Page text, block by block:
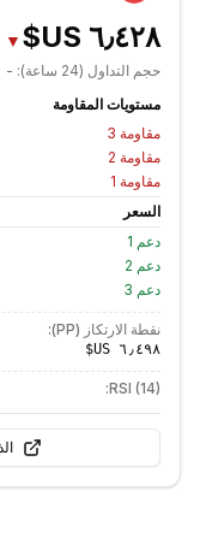
▼
حجم التداول (24 ساعة):
-
مستويات المقاومة
مقاومة 3
مقاومة 2
مقاومة 1
السعر
دعم 1
دعم 2
دعم 3
نقطة الارتكاز (PP):
RSI (14):